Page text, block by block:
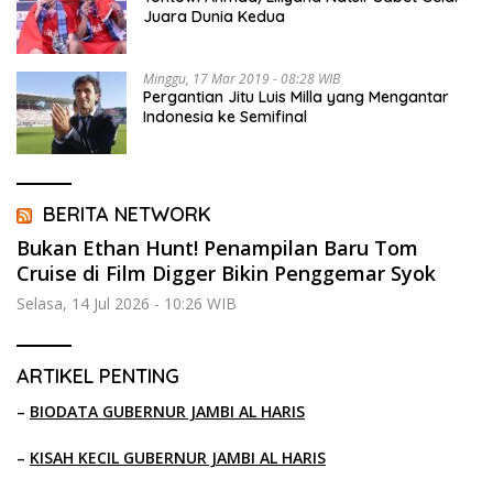
Juara Dunia Kedua
Minggu, 17 Mar 2019 - 08:28 WIB
Pergantian Jitu Luis Milla yang Mengantar
Indonesia ke Semifinal
BERITA NETWORK
Bukan Ethan Hunt! Penampilan Baru Tom
Cruise di Film Digger Bikin Penggemar Syok
Selasa, 14 Jul 2026 - 10:26 WIB
ARTIKEL PENTING
– BIODATA GUBERNUR JAMBI AL HARIS
– KISAH KECIL GUBERNUR JAMBI AL HARIS